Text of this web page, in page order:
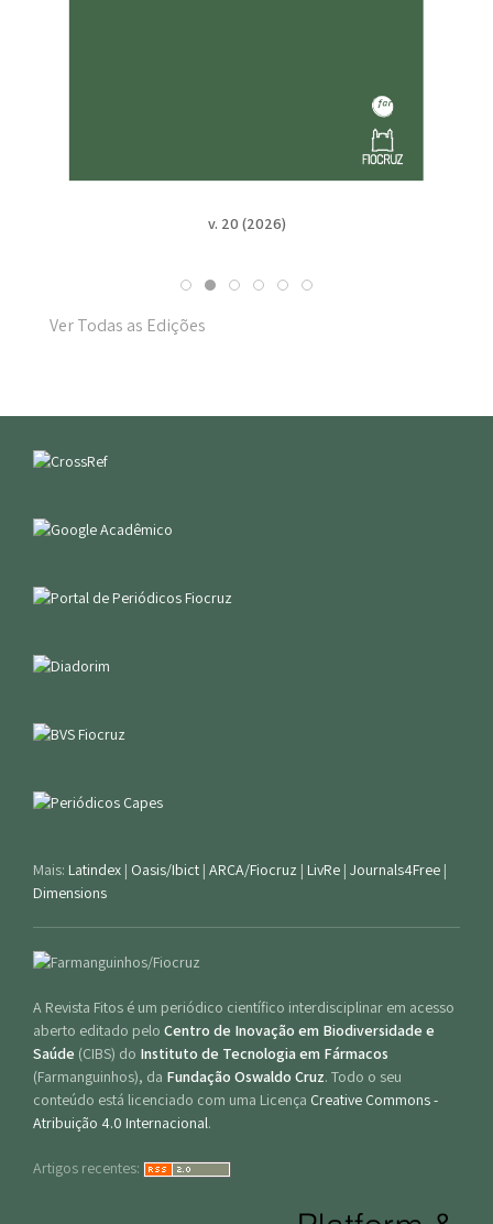
v. 20 (2026)
Ver Todas as Edições
Mais: Latindex | Oasis/Ibict | ARCA/Fiocruz | LivRe | Journals4Free |
Dimensions
A Revista Fitos é um periódico científico interdisciplinar em acesso
aberto editado pelo Centro de Inovação em Biodiversidade e
Saúde (CIBS) do Instituto de Tecnologia em Fármacos
(Farmanguinhos), da Fundação Oswaldo Cruz. Todo o seu
conteúdo está licenciado com uma Licença Creative Commons -
Atribuição 4.0 Internacional.
Artigos recentes: